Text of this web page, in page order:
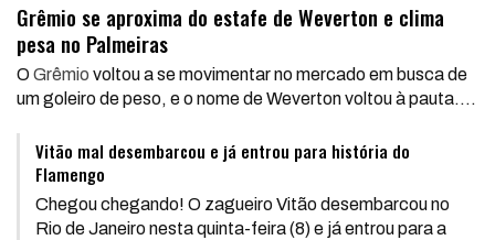
Grêmio se aproxima do estafe de Weverton e clima
pesa no Palmeiras
OGrêmio voltou a se movimentar no mercado em busca de
um goleiro de peso, e o nome de Weverton voltou à pauta. …
Vitão mal desembarcou e já entrou para história do
Flamengo
Chegou chegando! O zagueiro Vitão desembarcou no
Rio de Janeiro nesta quinta-feira (8) e já entrou para a